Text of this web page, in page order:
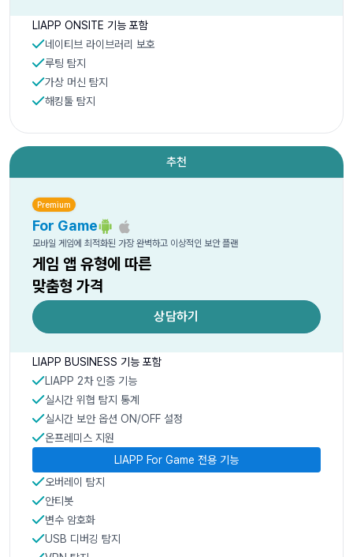
LIAPP ONSITE 기능 포함
네이티브 라이브러리 보호
루팅 탐지
가상 머신 탐지
해킹툴 탐지
추천
Premium
For Game
모바일 게임에 최적화된 가장 완벽하고 이상적인 보안 플랜
게임 앱 유형에 따른
맞춤형 가격
상담하기
LIAPP BUSINESS 기능 포함
LIAPP 2차 인증 기능
실시간 위협 탐지 통계
실시간 보안 옵션 ON/OFF 설정
온프레미스 지원
LIAPP For Game 전용 기능
오버레이 탐지
안티봇
변수 암호화
USB 디버깅 탐지